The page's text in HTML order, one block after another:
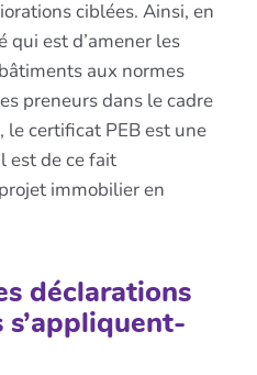
ciblées. Ainsi, en
qui est d’amener les
aux normes
preneurs dans le cadre
le certificat PEB est une
est de ce fait
immobilier en
déclarations